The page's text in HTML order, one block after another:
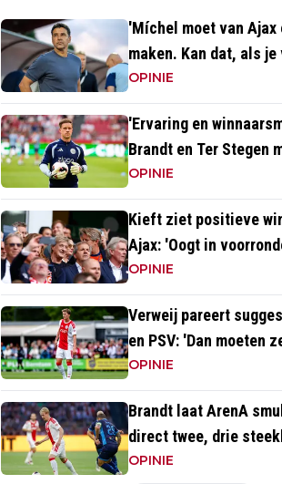
'Míchel moet van Ajax
maken. Kan dat, als je
spreekt?'
OPINIE
'Ervaring en
Brandt en Ter Stegen
weer bovenop helpen'
OPINIE
Kieft ziet positieve
Ajax: 'Oogt in
League fris en energiek'
OPINIE
Verweij pareert
en PSV: 'Dan moeten
geld over de brug
OPINIE
Brandt laat ArenA
direct twee, drie
gewoon perfect waren'
OPINIE